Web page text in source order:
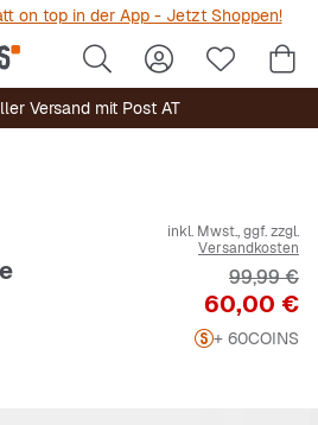
on top in der App - Jetzt Shoppen!
Versand mit Post AT
inkl. Mwst., ggf. zzgl.
Versandkosten
Preis
60,00 €
99,99 €
+ 60COINS